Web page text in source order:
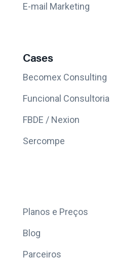
E-mail Marketing
Cases
Becomex Consulting
Funcional Consultoria
FBDE / Nexion
Sercompe
Planos e Preços
Blog
Parceiros